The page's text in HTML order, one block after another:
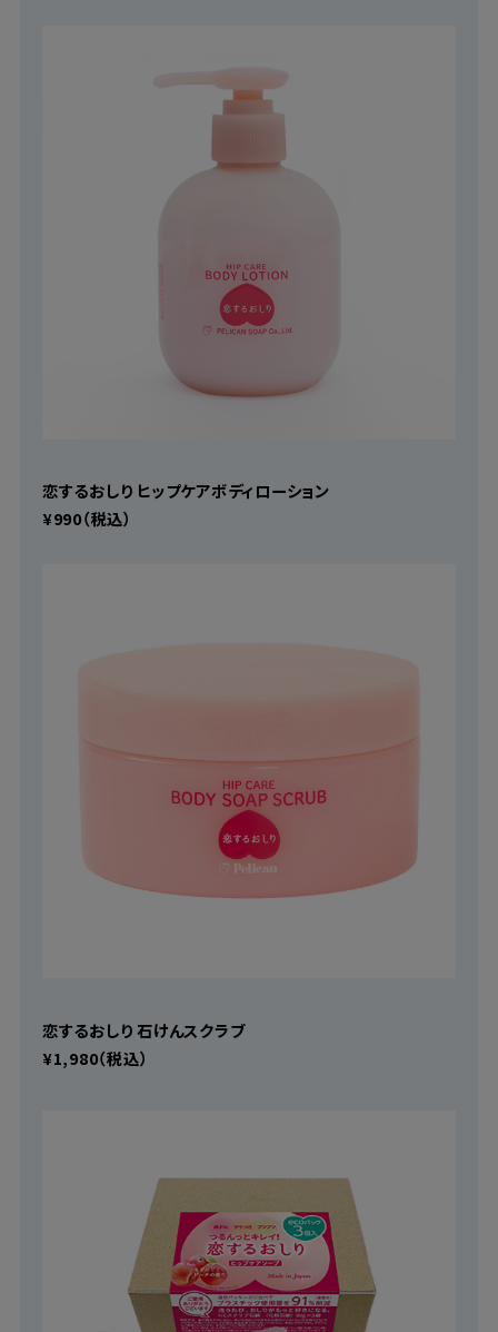
恋するおしり ヒップケアボディローション
¥990（税込）
恋するおしり 石けんスクラブ
¥1,980（税込）